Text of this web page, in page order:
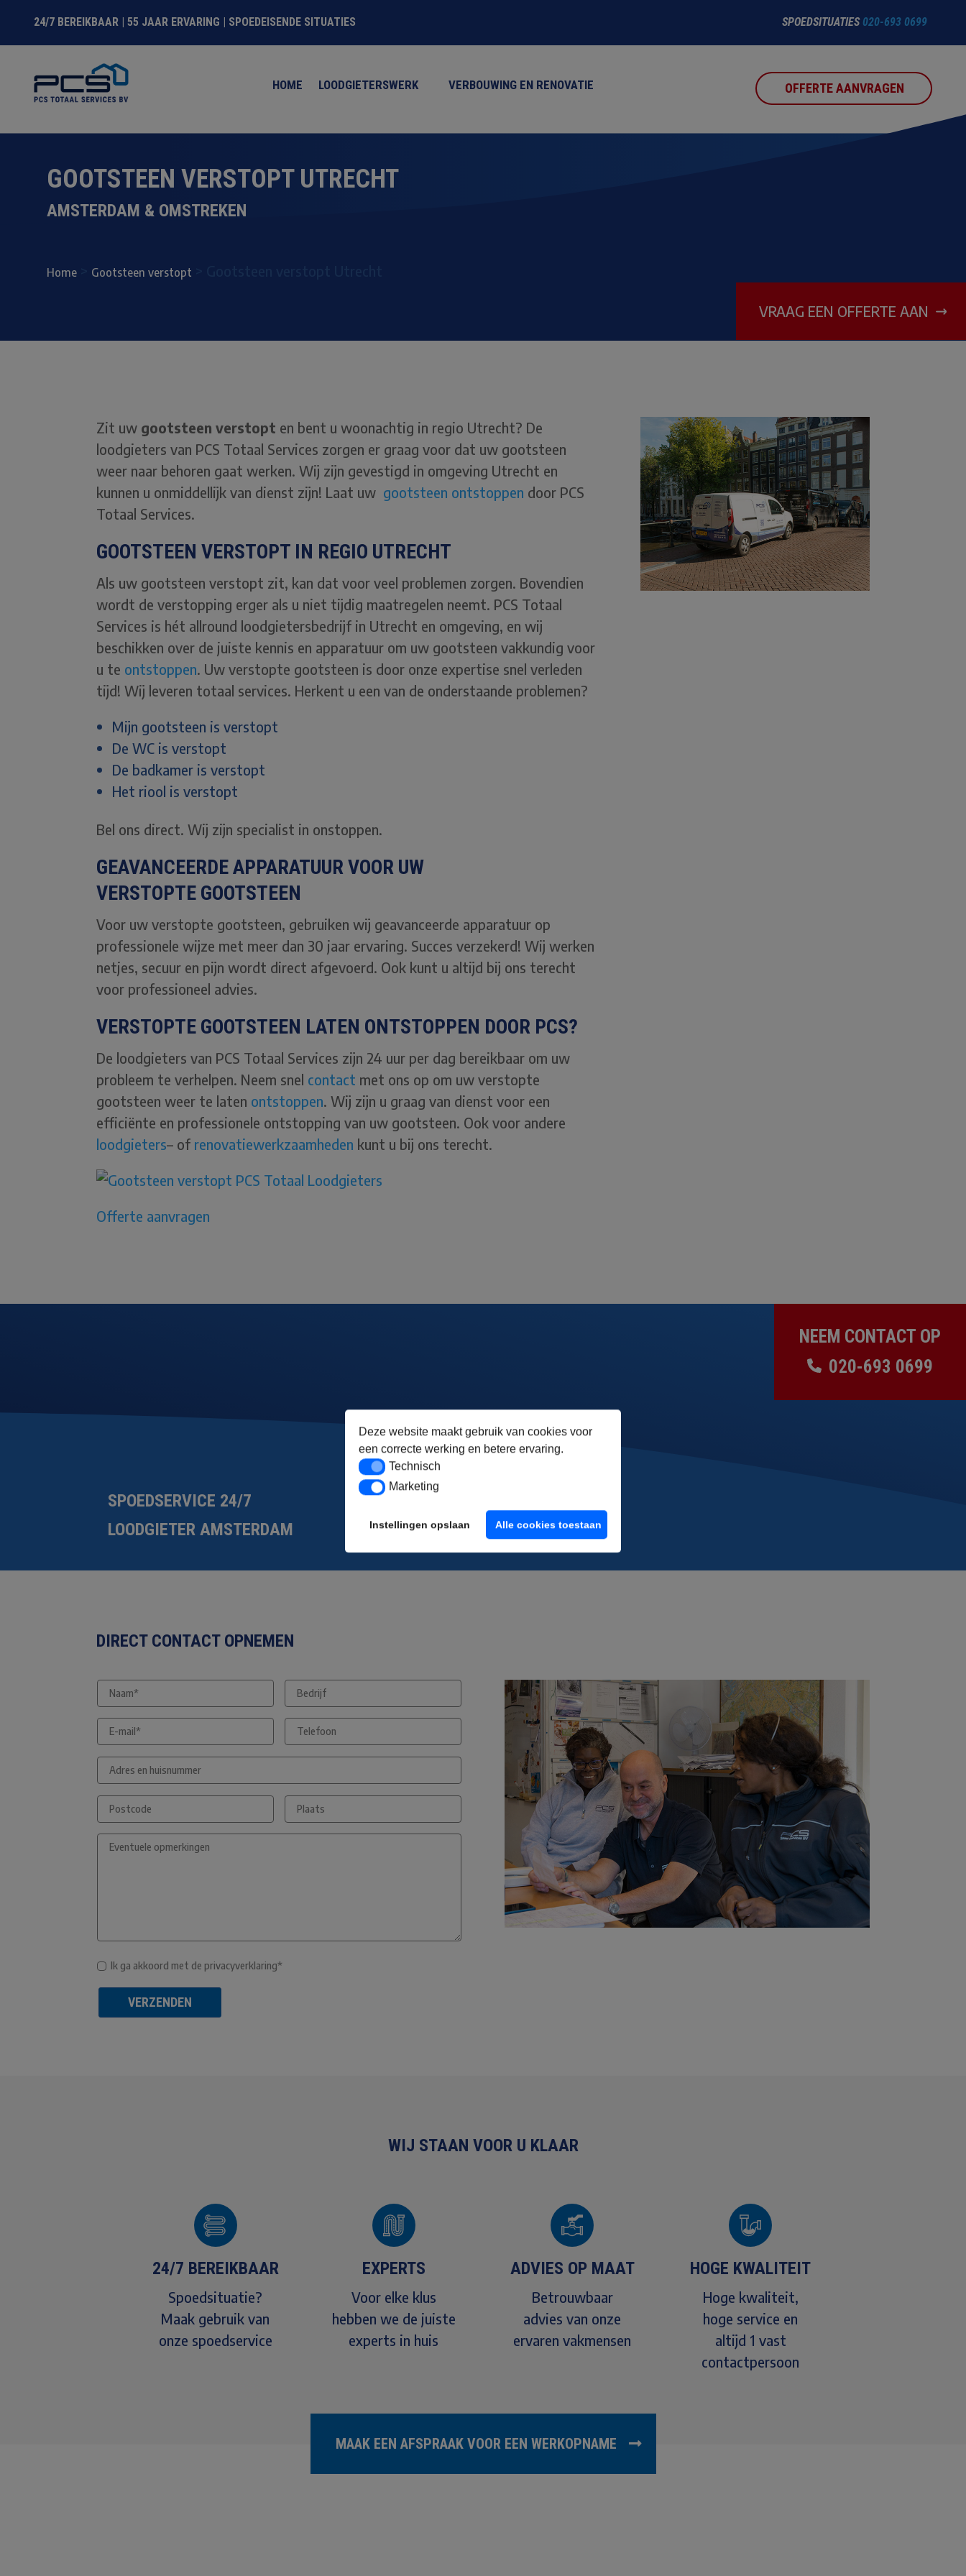
Deze website maakt gebruik van cookies voor
een correcte werking en betere ervaring.
TechnischTechnisch
MarketingMarketing
Instellingen opslaan Alle cookies toestaan
24/7 BEREIKBAAR | 55 JAAR ERVARING | SPOEDEISENDE SITUATIES SPOEDSITUATIES 020-693 0699
HOME LOODGIETERSWERK VERBOUWING EN RENOVATIE OFFERTE AANVRAGEN
GOOTSTEEN VERSTOPT UTRECHT
AMSTERDAM & OMSTREKEN
Home> Gootsteen verstopt
VRAAG EEN OFFERTE AAN
Zit uw gootsteen verstopt en bent u woonachtig in regio Utrecht? De
loodgieters van PCS Totaal Services zorgen er graag voor dat uw gootsteen
weer naar behoren gaat werken. Wij zijn gevestigd in omgeving Utrecht en
kunnen u onmiddellijk van dienst zijn! Laat uw gootsteen ontstoppen door PCS
Totaal Services.
GOOTSTEEN VERSTOPT IN REGIO UTRECHT
Als uw gootsteen verstopt zit, kan dat voor veel problemen zorgen. Bovendien
wordt de verstopping erger als u niet tijdig maatregelen neemt. PCS Totaal
Services is hét allround loodgietersbedrijf in Utrecht en omgeving, en wij
beschikken over de juiste kennis en apparatuur om uw gootsteen vakkundig voor
u te ontstoppen. Uw verstopte gootsteen is door onze expertise snel verleden
tijd! Wij leveren totaal services. Herkent u een van de onderstaande problemen?
Mijn gootsteen is verstopt
De WC is verstopt
De badkamer is verstopt
Het riool is verstopt
Bel ons direct. Wij zijn specialist in onstoppen.
GEAVANCEERDE APPARATUUR VOOR UW
VERSTOPTE GOOTSTEEN
Voor uw verstopte gootsteen, gebruiken wij geavanceerde apparatuur op
professionele wijze met meer dan 30 jaar ervaring. Succes verzekerd! Wij werken
netjes, secuur en pijn wordt direct afgevoerd. Ook kunt u altijd bij ons terecht
voor professioneel advies.
VERSTOPTE GOOTSTEEN LATEN ONTSTOPPEN DOOR PCS?
De loodgieters van PCS Totaal Services zijn 24 uur per dag bereikbaar om uw
probleem te verhelpen. Neem snel contact met ons op om uw verstopte
gootsteen weer te laten ontstoppen. Wij zijn u graag van dienst voor een
efficiënte en professionele ontstopping van uw gootsteen. Ook voor andere
loodgieters– of renovatiewerkzaamheden kunt u bij ons terecht.
Offerte aanvragen
NEEM CONTACT OP
020-693 0699
SPOEDSERVICE 24/7
LOODGIETER AMSTERDAM
DIRECT CONTACT OPNEMEN
Ik ga akkoord met de privacyverklaring*
VERZENDEN
WIJ STAAN VOOR U KLAAR
24/7 BEREIKBAAR
Spoedsituatie?
Maak gebruik van
onze spoedservice
EXPERTS
Voor elke klus
hebben we de juiste
experts in huis
ADVIES OP MAAT
Betrouwbaar
advies van onze
ervaren vakmensen
HOGE KWALITEIT
Hoge kwaliteit,
hoge service en
altijd 1 vast
contactpersoon
MAAK EEN AFSPRAAK VOOR EEN WERKOPNAME